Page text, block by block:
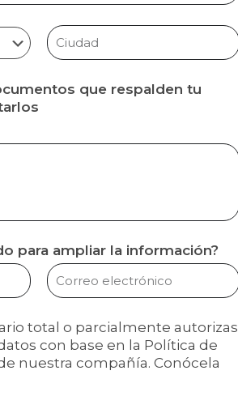
que respalden tu
para ampliar la información?
total o parcialmente autorizas
datos con base en la Política de
nuestra compañía. Conócela